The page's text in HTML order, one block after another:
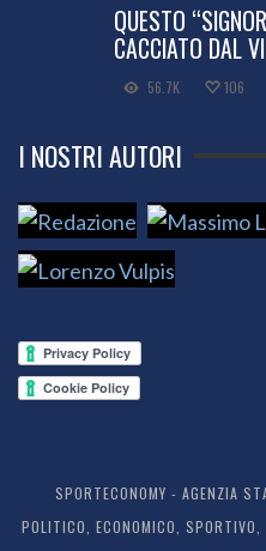
QUESTO
CACCIATO DAL
56.7K 106
I NOSTRI AUTORI
SPORTECONOMY - AGENZIA
POLITICO, ECONOMICO,